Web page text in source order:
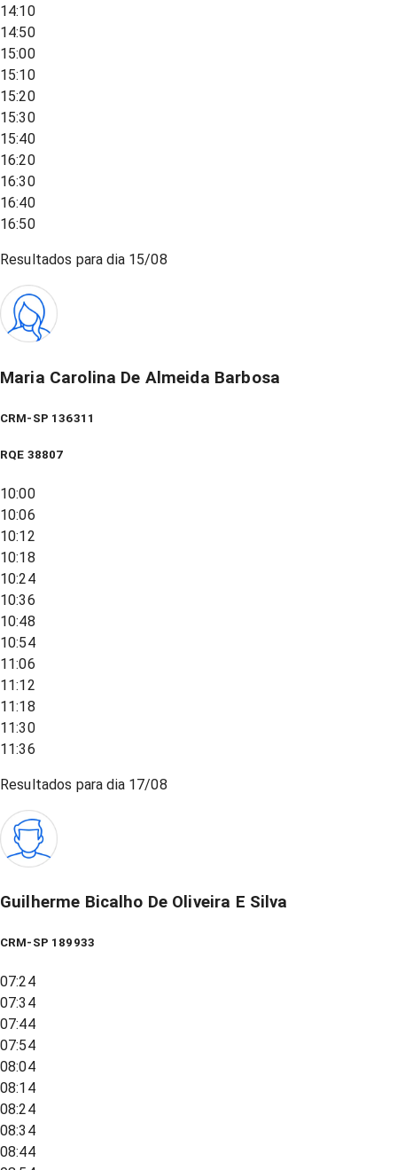
14:10
14:50
15:00
15:10
15:20
15:30
15:40
16:20
16:30
16:40
16:50
Resultados para dia 15/08
Maria Carolina De Almeida Barbosa
CRM-SP 136311
RQE 38807
10:00
10:06
10:12
10:18
10:24
10:36
10:48
10:54
11:06
11:12
11:18
11:30
11:36
Resultados para dia 17/08
Guilherme Bicalho De Oliveira E Silva
CRM-SP 189933
07:24
07:34
07:44
07:54
08:04
08:14
08:24
08:34
08:44